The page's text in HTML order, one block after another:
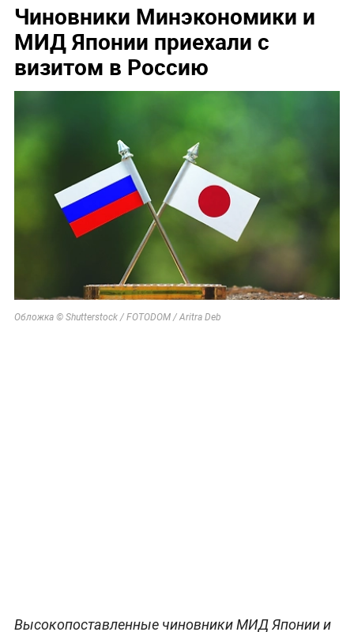
Чиновники Минэкономики и
МИД Японии приехали с
визитом в Россию
Обложка © Shutterstock / FOTODOM / Aritra Deb
Высокопоставленные чиновники МИД Японии и